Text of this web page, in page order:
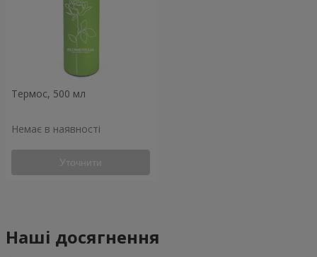
Термос, 500 мл
Немає в наявності
Уточнити
Наші досягнення